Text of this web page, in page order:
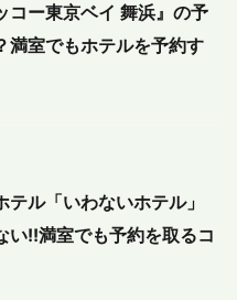
コー東京ベイ 舞浜』の予
満室でもホテルを予約す
テル「いわないホテル」
い!!満室でも予約を取るコ